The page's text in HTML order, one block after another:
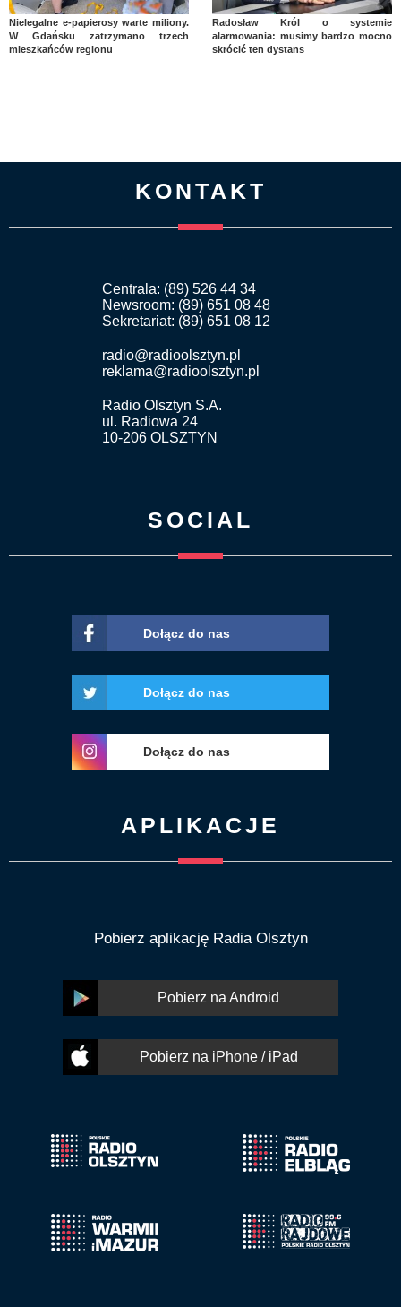
Nielegalne e-papierosy warte miliony.
W Gdańsku zatrzymano trzech
mieszkańców regionu
Radosław Król o systemie
alarmowania: musimy bardzo mocno
skrócić ten dystans
KONTAKT
Centrala: (89) 526 44 34
Newsroom: (89) 651 08 48
Sekretariat: (89) 651 08 12
radio@radioolsztyn.pl
reklama@radioolsztyn.pl
Radio Olsztyn S.A.
ul. Radiowa 24
10-206 OLSZTYN
SOCIAL
Dołącz do nas
Dołącz do nas
Dołącz do nas
APLIKACJE
Pobierz aplikację Radia Olsztyn
Pobierz na Android
Pobierz na iPhone / iPad